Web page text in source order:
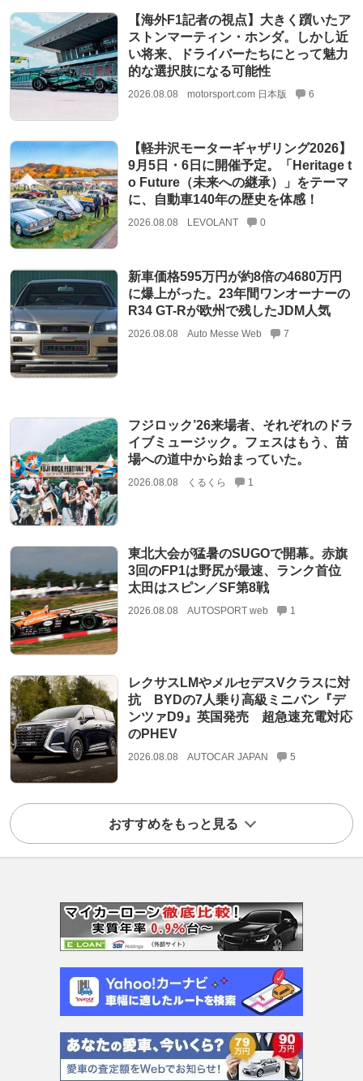
【海外F1記者の視点】大きく躓いたア
ストンマーティン・ホンダ。しかし近
い将来、ドライバーたちにとって魅力
的な選択肢になる可能性
2026.08.08 motorsport.com 日本版 6
【軽井沢モーターギャザリング2026】
9月5日・6日に開催予定。「Heritage t
o Future（未来への継承）」をテーマ
に、自動車140年の歴史を体感！
2026.08.08 LEVOLANT 0
新車価格595万円が約8倍の4680万円
に爆上がった。23年間ワンオーナーの
R34 GT-Rが欧州で残したJDM人気
2026.08.08 Auto Messe Web 7
フジロック’26来場者、それぞれのドラ
イブミュージック。フェスはもう、苗
場への道中から始まっていた。
2026.08.08 くるくら 1
東北大会が猛暑のSUGOで開幕。赤旗
3回のFP1は野尻が最速、ランク首位
太田はスピン／SF第8戦
2026.08.08 AUTOSPORT web 1
レクサスLMやメルセデスVクラスに対
抗 BYDの7人乗り高級ミニバン『デ
ンツァD9』英国発売 超急速充電対応
のPHEV
2026.08.08 AUTOCAR JAPAN 5
おすすめをもっと見る